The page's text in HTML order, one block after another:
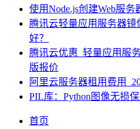
使用Node.js创建Web服务
腾讯云轻量应用服务器
好？
腾讯云优惠_轻量应用服
版报价
阿里云服务器租用费用
PIL库：Python图像无损
首页